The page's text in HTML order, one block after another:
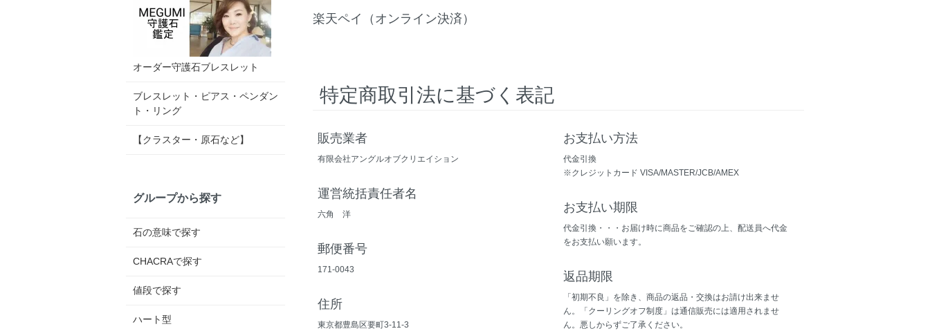
楽天ペイ（オンライン決済）
特定商取引法に基づく表記
販売業者
有限会社アングルオブクリエイション
運営統括責任者名
六角 洋
郵便番号
171-0043
住所
東京都豊島区要町3-11-3
お支払い方法
代金引換
※クレジットカード VISA/MASTER/JCB/AMEX
お支払い期限
代金引換・・・お届け時に商品をご確認の上、配送員へ代金
をお支払い願います。
返品期限
「初期不良」を除き、商品の返品・交換はお請け出来ませ
ん。「クーリングオフ制度」は通信販売には適用されませ
ん。悪しからずご了承ください。
オーダー守護石ブレスレット
ブレスレット・ピアス・ペンダン
ト・リング
【クラスター・原石など】
グループから探す
石の意味で探す
CHACRAで探す
値段で探す
ハート型